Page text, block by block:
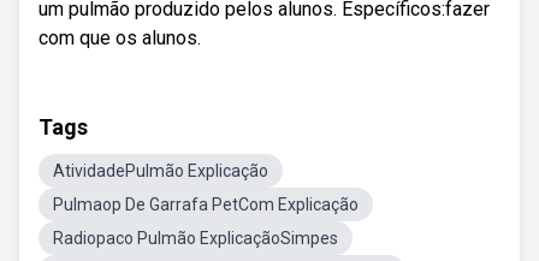
um pulmão produzido pelos alunos. Específicos:fazer
com que os alunos.
Tags
AtividadePulmão Explicação
Pulmaop De Garrafa PetCom Explicação
Radiopaco Pulmão ExplicaçãoSimpes